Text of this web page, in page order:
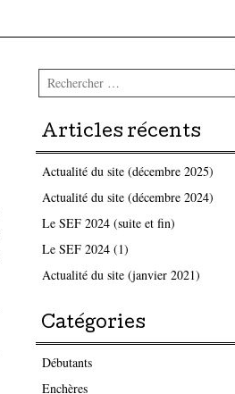
Rechercher
Articles récents
Actualité du site (décembre 2025)
Actualité du site (décembre 2024)
Le SEF 2024 (suite et fin)
Le SEF 2024 (1)
Actualité du site (janvier 2021)
Catégories
Débutants
Enchères